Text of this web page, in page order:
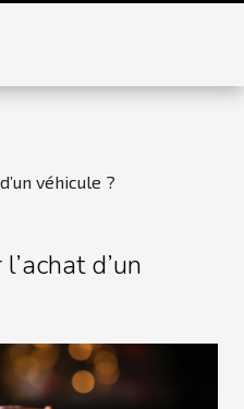
véhicule ?
d’un